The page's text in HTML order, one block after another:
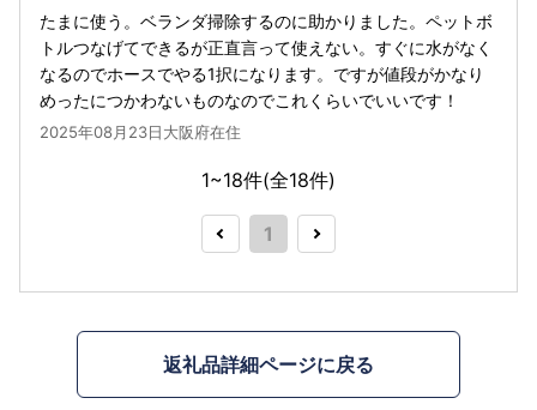
たまに使う。ベランダ掃除するのに助かりました。ペットボ
トルつなげてできるが正直言って使えない。すぐに水がなく
なるのでホースでやる1択になります。ですが値段がかなり
めったにつかわないものなのでこれくらいでいいです！
2025年08月23日大阪府在住
1~18件(全18件)
1
返礼品詳細ページに戻る